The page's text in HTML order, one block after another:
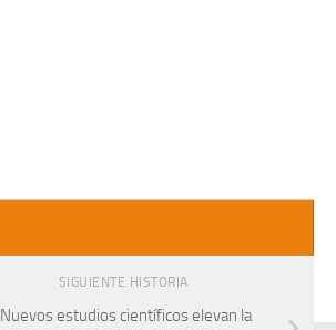
SIGUIENTE HISTORIA
Nuevos estudios científicos elevan la